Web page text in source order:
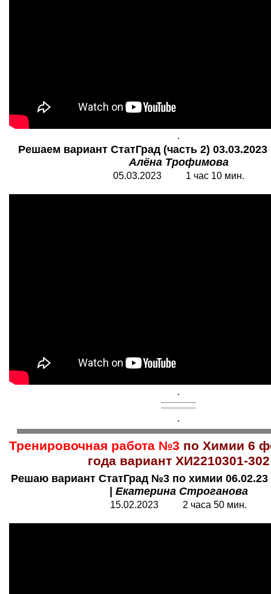
.
Решаем вариант СтатГрад (часть 2)
Алёна Трофимова
05.03.2023 1 час 10 мин.
.
.
Тренировочная работа №3 по Химии 6
года вариант ХИ2210301-302
Решаю вариант СтатГрад №3 по химии
Екатерина Строганова
15.02.2023 2 часа 50 мин.